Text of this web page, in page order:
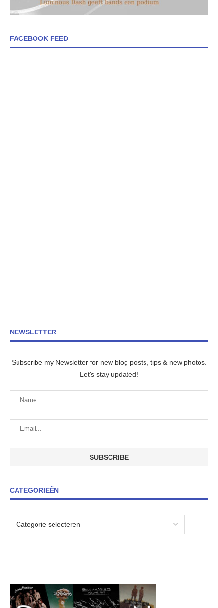
FACEBOOK FEED
NEWSLETTER
Subscribe my Newsletter for new blog posts, tips & new photos.
Let's stay updated!
CATEGORIEËN